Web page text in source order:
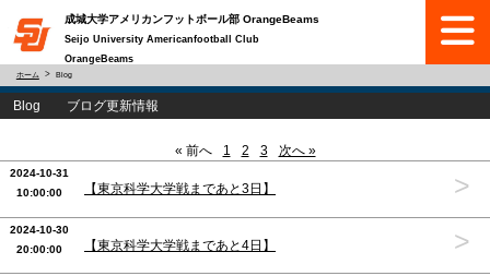
成城大学アメリカンフットボール部 OrangeBeams
Seijo University Americanfootball Club
OrangeBeams
ホーム Blog
Blog ブログ更新情報
« 前へ 1 2 3 次へ »
2024-10-31
10:00:00
【東京科学大学戦まであと3日】 >
2024-10-30
20:00:00
【東京科学大学戦まであと4日】 >